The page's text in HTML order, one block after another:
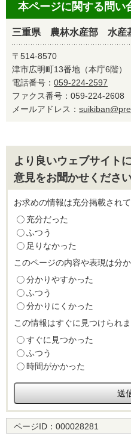
本ページに関する問い
三重県 農林水産部 水産
〒514-8570
津市広明町13番地（本庁6階）
電話番号： 059-224-2597
ファクス番号：059-224-2608
メールアドレス：
より良いウェブサイト
意見をお聞かせくださ
お求めの情報は充分掲載され
充分だった
ふつう
足りなかった
このページの内容や表現は分
分かりやすかった
ふつう
分かりにくかった
この情報はすぐに見つけられ
すぐに見つかった
ふつう
時間がかかった
ページID： 000028281